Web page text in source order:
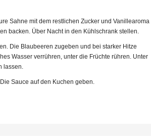
Sahne mit dem restlichen Zucker und Vanillearoma
backen. Über Nacht in den Kühlschrank stellen.
Die Blaubeeren zugeben und bei starker Hitze
Wasser verrühren, unter die Früchte rühren. Unter
lassen.
Sauce auf den Kuchen geben.